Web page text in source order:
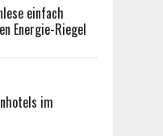
einfach
Energie-Riegel
im